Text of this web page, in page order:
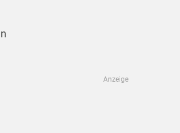
Anzeige